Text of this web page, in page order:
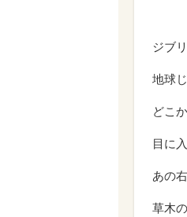
ジブ
地球
どこ
目に
あの
草木